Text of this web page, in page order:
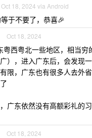
Oct 18, 2024 via Android
于不要了，恭喜🎉
Oct 18, 2024
粤西粤北一些地区，相当穷
），进入广东后，会发现
限，广东也有很多人去外
广东依然没有高额彩礼的
Oct 18, 2024